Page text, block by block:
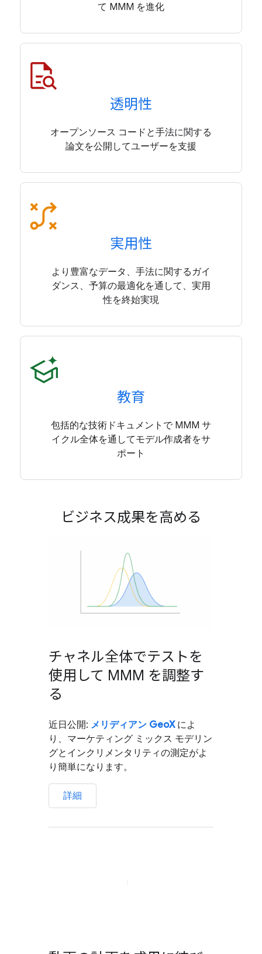
て MMM を進化
透明性
オープンソース コードと手法に関する
論文を公開してユーザーを支援
実用性
より豊富なデータ、手法に関するガイ
ダンス、予算の最適化を通して、実用
性を終始実現
教育
包括的な技術ドキュメントで MMM サ
イクル全体を通してモデル作成者をサ
ポート
ビジネス成果を高める
チャネル全体でテストを
使用して MMM を調整す
る
近日公開: メリディアン GeoXによ
り、マーケティング ミックス モデリン
グとインクリメンタリティの測定がよ
り簡単になります。
詳細